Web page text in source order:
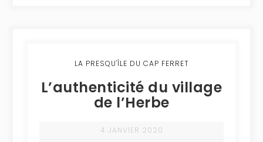
LA PRESQU'ÎLE DU CAP FERRET
L’authenticité du village
de l’Herbe
4 JANVIER 2020